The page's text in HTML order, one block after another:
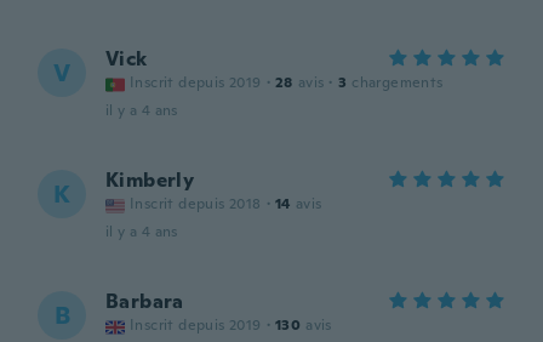
V Vick
Inscrit depuis 2019 · 28 avis · 3 chargements
il y a 4 ans
K Kimberly
Inscrit depuis 2018 · 14 avis
il y a 4 ans
B Barbara
Inscrit depuis 2019 · 130 avis